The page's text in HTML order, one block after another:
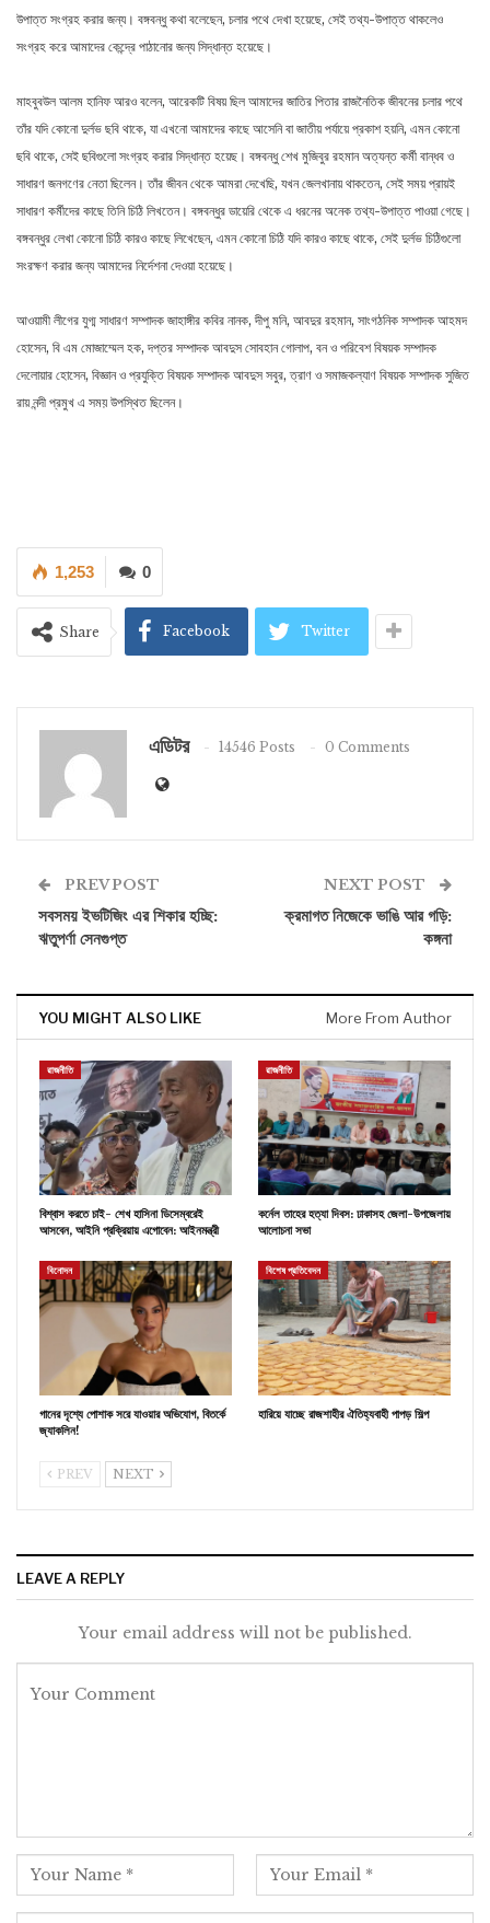
উপাত্ত সংগ্রহ করার জন্য। বঙ্গবন্ধু কথা বলেছেন, চলার পথে দেখা হয়েছে, সেই তথ্য-উপাত্ত থাকলেও
সংগ্রহ করে আমাদের কেন্দ্রে পাঠানোর জন্য সিদ্ধান্ত হয়েছে।
মাহবুবউল আলম হানিফ আরও বলেন, আরেকটি বিষয় ছিল আমাদের জাতির পিতার রাজনৈতিক জীবনের চলার পথে
তাঁর যদি কোনো দুর্লভ ছবি থাকে, যা এখনো আমাদের কাছে আসেনি বা জাতীয় পর্যায়ে প্রকাশ হয়নি, এমন কোনো
ছবি থাকে, সেই ছবিগুলো সংগ্রহ করার সিদ্ধান্ত হয়েছ। বঙ্গবন্ধু শেখ মুজিবুর রহমান অত্যন্ত কর্মী বান্ধব ও
সাধারণ জনগণের নেতা ছিলেন। তাঁর জীবন থেকে আমরা দেখেছি, যখন জেলখানায় থাকতেন, সেই সময় প্রায়ই
সাধারণ কর্মীদের কাছে তিনি চিঠি লিখতেন। বঙ্গবন্ধুর ডায়েরি থেকে এ ধরনের অনেক তথ্য-উপাত্ত পাওয়া গেছে।
বঙ্গবন্ধুর লেখা কোনো চিঠি কারও কাছে লিখেছেন, এমন কোনো চিঠি যদি কারও কাছে থাকে, সেই দুর্লভ চিঠিগুলো
সংরক্ষণ করার জন্য আমাদের নির্দেশনা দেওয়া হয়েছে।
আওয়ামী লীগের যুগ্ম সাধারণ সম্পাদক জাহাঙ্গীর কবির নানক, দীপু মনি, আবদুর রহমান, সাংগঠনিক সম্পাদক আহমদ
হোসেন, বি এম মোজাম্মেল হক, দপ্তর সম্পাদক আবদুস সোবহান গোলাপ, বন ও পরিবেশ বিষয়ক সম্পাদক
দেলোয়ার হোসেন, বিজ্ঞান ও প্রযুক্তি বিষয়ক সম্পাদক আবদুস সবুর, ত্রাণ ও সমাজকল্যাণ বিষয়ক সম্পাদক সুজিত
রায় নন্দী প্রমুখ এ সময় উপস্থিত ছিলেন।
0
1,253
Share Facebook Twitter
এডিটর 14546 Posts 0 Comments
PREV POST
সবসময় ইভটিজিং এর শিকার হচ্ছি:
ঋতুপর্ণা সেনগুপ্ত
NEXT POST
ক্রমাগত নিজেকে ভাঙি আর গড়ি:
কঙ্গনা
YOU MIGHT ALSO LIKE More From Author
রাজনীতি
বিশ্বাস করতে চাই- শেখ হাসিনা ডিসেম্বরেই
আসবেন, আইনি প্রক্রিয়ায় এগোবেন: আইনমন্ত্রী
রাজনীতি
কর্নেল তাহের হত্যা দিবস: ঢাকাসহ জেলা-উপজেলায়
আলোচনা সভা
বিনোদন
গানের দৃশ্যে পোশাক সরে যাওয়ার অভিযোগ, বিতর্কে
জ্যাকলিন!
বিশেষ প্রতিবেদন
হারিয়ে যাচ্ছে রাজশাহীর ঐতিহ্যবাহী পাপড় শিল্প
PREV NEXT
LEAVE A REPLY
Your email address will not be published.